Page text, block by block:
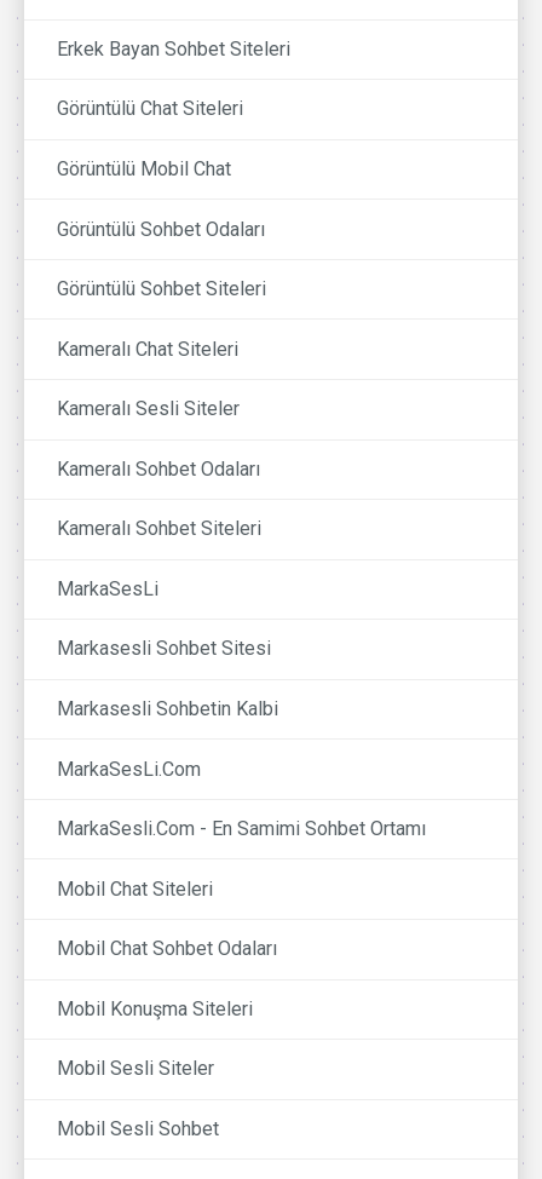
Erkek Bayan Sohbet Siteleri
Görüntülü Chat Siteleri
Görüntülü Mobil Chat
Görüntülü Sohbet Odaları
Görüntülü Sohbet Siteleri
Kameralı Chat Siteleri
Kameralı Sesli Siteler
Kameralı Sohbet Odaları
Kameralı Sohbet Siteleri
MarkaSesLi
Markasesli Sohbet Sitesi
Markasesli Sohbetin Kalbi
MarkaSesLi.Com
MarkaSesli.Com - En Samimi Sohbet Ortamı
Mobil Chat Siteleri
Mobil Chat Sohbet Odaları
Mobil Konuşma Siteleri
Mobil Sesli Siteler
Mobil Sesli Sohbet